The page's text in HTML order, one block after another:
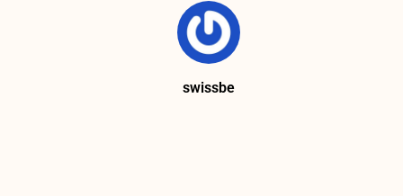
swissbe